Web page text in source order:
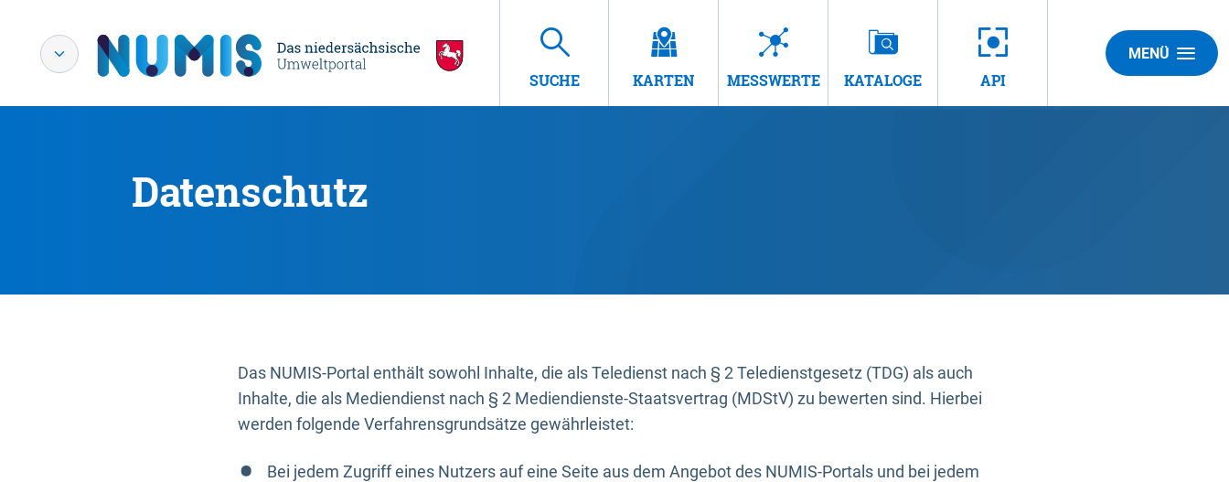
SUCHE KARTEN MESSWERTE KATALOGE API
MENÜ
Datenschutz
Das NUMIS-Portal enthält sowohl Inhalte, die als Teledienst nach § 2 Teledienstgesetz (TDG) als auch
Inhalte, die als Mediendienst nach § 2 Mediendienste-Staatsvertrag (MDStV) zu bewerten sind. Hierbei
werden folgende Verfahrensgrundsätze gewährleistet:
Bei jedem Zugriff eines Nutzers auf eine Seite aus dem Angebot des NUMIS-Portals und bei jedem